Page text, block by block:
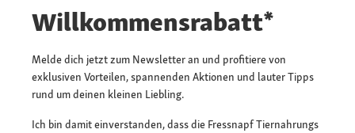
Willkommensrabatt*
Melde dich jetzt zum Newsletter an und profitiere von
exklusiven Vorteilen, spannenden Aktionen und lauter Tipps
rund um deinen kleinen Liebling.
Ich bin damit einverstanden, dass die Fressnapf Tiernahrungs